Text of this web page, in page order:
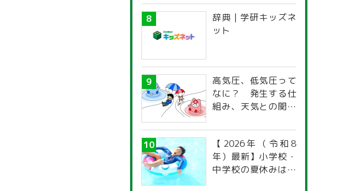
辞典 | 学研キッズネ
ット
高気圧、低気圧って
なに？ 発生する仕
組み、天気との関係
【2026年（令和8
年）最新】小学校・
中学校の夏休みはい